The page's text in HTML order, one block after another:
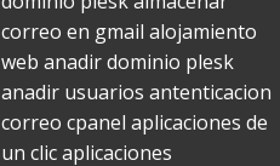
correo en gmail alojamiento
web anadir dominio plesk
anadir usuarios antenticacion
correo cpanel aplicaciones de
un clicaplicaciones